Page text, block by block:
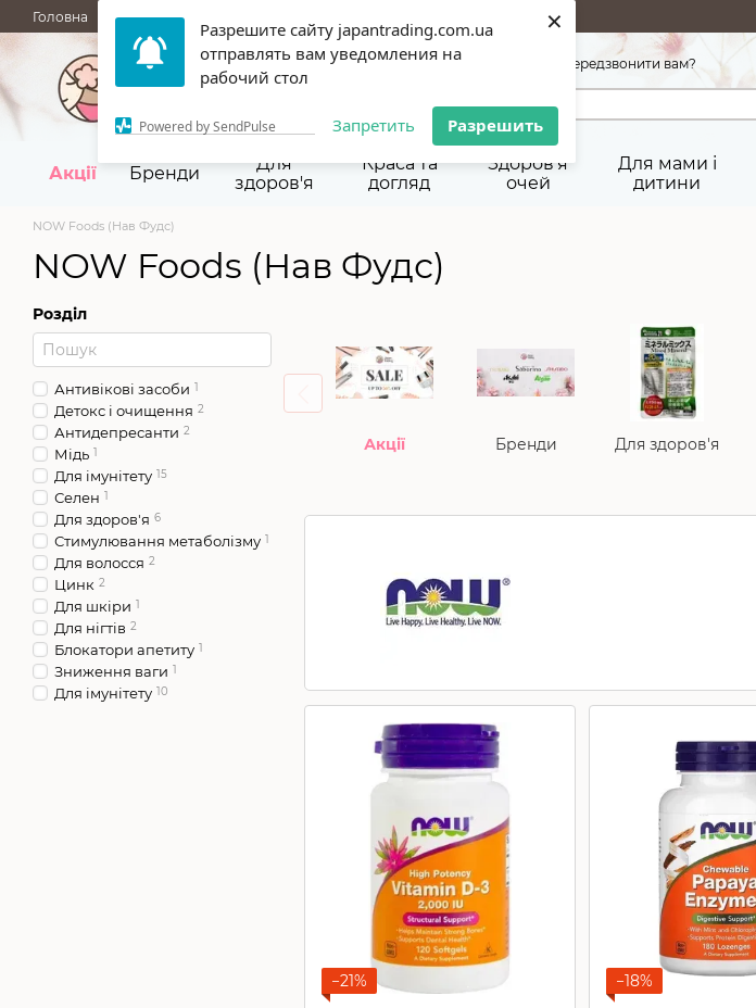
Разрешите сайту japantrading.com.ua
отправлять вам уведомления на
рабочий стол
Powered by SendPulse Запретить Разрешить
×
Перейти до основного контенту
Головна
067 945-92-29,093 945-92-29 Передзвонити вам?
Акції Бренди
Для
здоров'я
Краса та
догляд
Здоров'я
очей
Для мами і
дитини
NOW Foods (Нав Фудс)
NOW Foods (Нав Фудс)
Акції Бренди Для здоров'я
−21% −18%
Розділ
Антивікові засоби 1
Детокс і очищення 2
Антидепресанти 2
Мідь 1
Для імунітету 15
Селен 1
Для здоров'я 6
Стимулювання метаболізму 1
Для волосся 2
Цинк 2
Для шкіри 1
Для нігтів 2
Блокатори апетиту 1
Зниження ваги 1
Для імунітету 10